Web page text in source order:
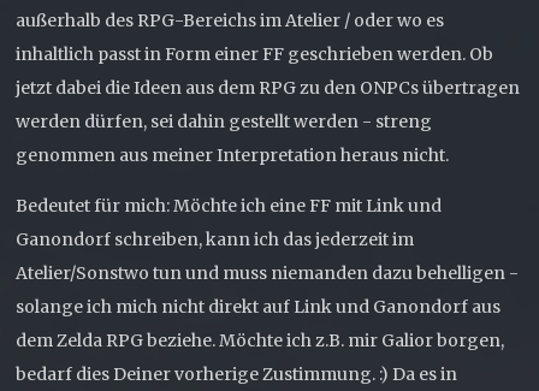
außerhalb des RPG-Bereichs im Atelier / oder wo es
inhaltlich passt in Form einer FF geschrieben werden. Ob
jetzt dabei die Ideen aus dem RPG zu den ONPCs übertragen
werden dürfen, sei dahin gestellt werden - streng
genommen aus meiner Interpretation heraus nicht.
Bedeutet für mich: Möchte ich eine FF mit Link und
Ganondorf schreiben, kann ich das jederzeit im
Atelier/Sonstwo tun und muss niemanden dazu behelligen -
solange ich mich nicht direkt auf Link und Ganondorf aus
dem Zelda RPG beziehe. Möchte ich z.B. mir Galior borgen,
bedarf dies Deiner vorherige Zustimmung. :) Da es in